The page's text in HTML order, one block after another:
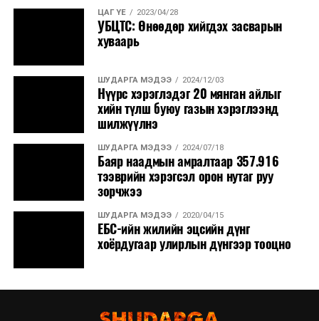
ЦАГ ҮЕ 2023/04/28
УБЦТС: Өнөөдөр хийгдэх засварын
хуваарь
ШУДАРГА МЭДЭЭ 2024/12/03
Нүүрс хэрэглэдэг 20 мянган айлыг
хийн түлш буюу газын хэрэглээнд
шилжүүлнэ
ШУДАРГА МЭДЭЭ 2024/07/18
Баяр наадмын амралтаар 357.916
тээврийн хэрэгсэл орон нутаг руу
зорчжээ
ШУДАРГА МЭДЭЭ 2020/04/15
ЕБС-ийн жилийн эцсийн дүнг
хоёрдугаар улирлын дүнгээр тооцно